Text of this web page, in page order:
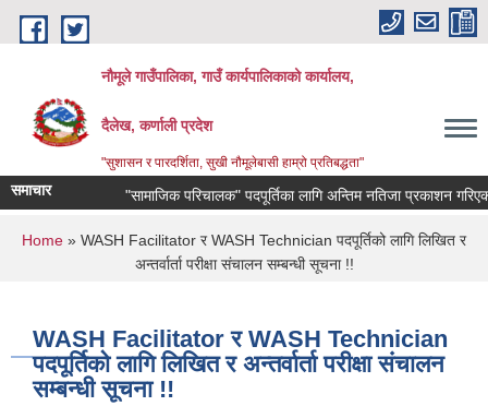
Skip to main content
नौमूले गाउँपालिका, गाउँ कार्यपालिकाको कार्यालय,
दैलेख, कर्णाली प्रदेश
"सुशासन र पारदर्शिता, सुखी नौमूलेबासी हाम्रो प्रतिबद्धता"
समाचार "सामाजिक परिचालक" पदपूर्तिका लागि अन्तिम नतिजा प्रकाशन गरिएको
You are here
Home » WASH Facilitator र WASH Technician पदपूर्तिको लागि लिखित र
अन्तर्वार्ता परीक्षा संचालन सम्बन्धी सूचना !!
WASH Facilitator र WASH Technician
पदपूर्तिको लागि लिखित र अन्तर्वार्ता परीक्षा संचालन
सम्बन्धी सूचना !!